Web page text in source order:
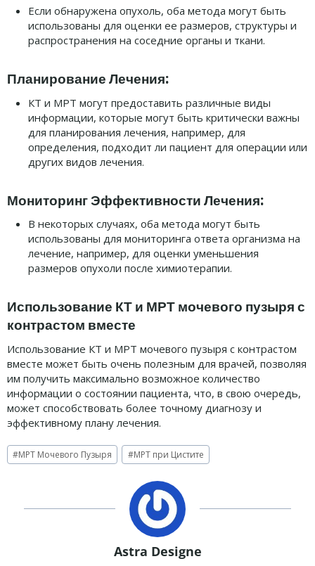
Если обнаружена опухоль, оба метода могут быть
использованы для оценки ее размеров, структуры и
распространения на соседние органы и ткани.
Планирование Лечения:
КТ и МРТ могут предоставить различные виды
информации, которые могут быть критически важны
для планирования лечения, например, для
определения, подходит ли пациент для операции или
других видов лечения.
Мониторинг Эффективности Лечения:
В некоторых случаях, оба метода могут быть
использованы для мониторинга ответа организма на
лечение, например, для оценки уменьшения
размеров опухоли после химиотерапии.
Использование КТ и МРТ мочевого пузыря с
контрастом вместе
Использование КТ и МРТ мочевого пузыря с контрастом
вместе может быть очень полезным для врачей, позволяя
им получить максимально возможное количество
информации о состоянии пациента, что, в свою очередь,
может способствовать более точному диагнозу и
эффективному плану лечения.
Метки
записи:
#МРТ Мочевого Пузыря #МРТ при Цистите
Astra Designe